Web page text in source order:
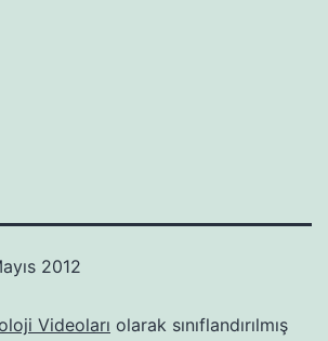
2012
Videoları olarak sınıflandırılmış